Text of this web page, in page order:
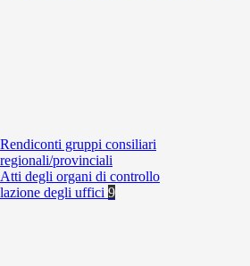
Rendiconti gruppi consiliari
regionali/provinciali
Atti degli organi di controllo
degli uffici 9